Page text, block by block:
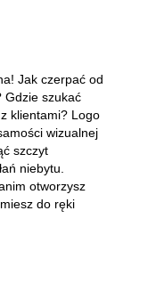
Jak czerpać od
Gdzie szukać
klientami? Logo
wizualnej
szczyt
niebytu.
otworzysz
do ręki